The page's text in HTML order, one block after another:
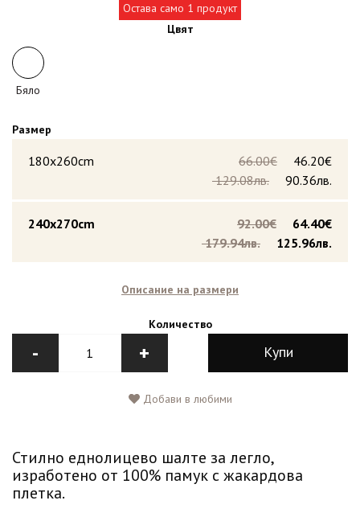
Остава само 1 продукт
Цвят
Бяло
Размер
180x260cm 46.20€
66.00€
90.36лв.
129.08лв.
240x270cm 64.40€
92.00€
125.96лв.
179.94лв.
Описание на размери
Количество
- + Купи
Добави в любими
Стилно еднолицево шалте за легло,
изработено от 100% памук с жакардова
плетка.